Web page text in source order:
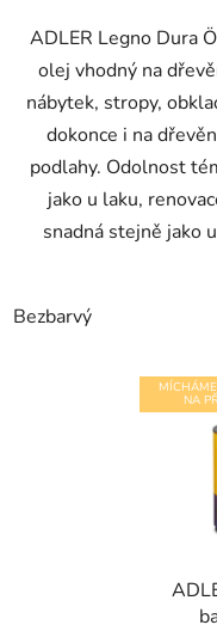
ADLER Legno Dura
olej vhodný na
nábytek, stropy,
dokonce i na
podlahy. Odolnost
jako u laku,
snadná stejně jako
Bezbarvý
NA